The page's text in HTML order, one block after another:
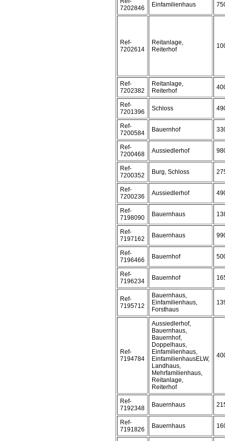
7202846
Einfamilienhaus
Ref-
7202614
Reitanlage,
Reiterhof
Ref-
7202382
Reitanlage,
Reiterhof
Ref-
7201396
Schloss
Ref-
7200584
Bauernhof
Ref-
7200468
Aussiedlerhof
Ref-
7200352
Burg, Schloss
Ref-
7200236
Aussiedlerhof
Ref-
7198090
Bauernhaus
Ref-
7197162
Bauernhaus
Ref-
7196466
Bauernhof
Ref-
7196234
Bauernhof
Ref-
7195712
Bauernhaus,
Einfamilienhaus,
Forsthaus
Ref-
7194784
Aussiedlerhof,
Bauernhaus,
Bauernhof,
Doppelhaus,
Einfamilienhaus,
EinfamilienhausELW,
Landhaus,
Mehrfamilienhaus,
Reitanlage,
Reiterhof
Ref-
7192348
Bauernhaus
Ref-
7191826
Bauernhaus